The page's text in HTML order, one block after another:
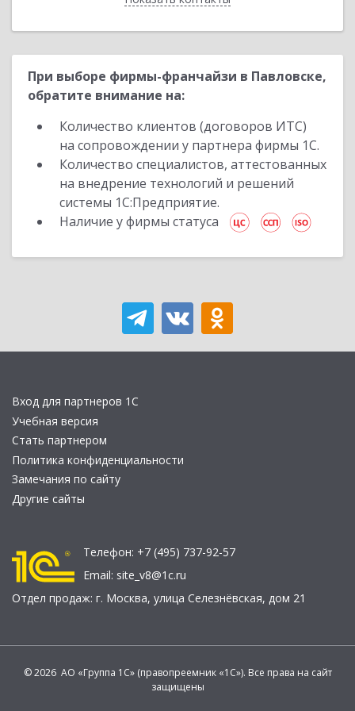
При выборе фирмы-франчайзи в Павловске,
обратите внимание на:
Количество клиентов (договоров ИТС)
на сопровождении у партнера фирмы 1С.
Количество специалистов, аттестованных
на внедрение технологий и решений
системы 1С:Предприятие.
Наличие у фирмы статуса
Вход для партнеров 1С
Учебная версия
Стать партнером
Политика конфиденциальности
Замечания по сайту
Другие сайты
Телефон: +7 (495) 737-92-57
Email: site_v8@1c.ru
Отдел продаж: г. Москва, улица Селезнёвская, дом 21
© 2026 АО «Группа 1С» (правопреемник «1С»). Все права на сайт
защищены